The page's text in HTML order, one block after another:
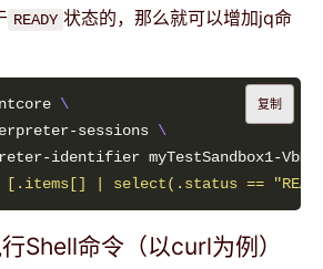
READY 状态的，那么就可以增加jq命
sessions
identifier myTestSandbox1-
| select(.status ==
复制
Shell命令（以curl为例）